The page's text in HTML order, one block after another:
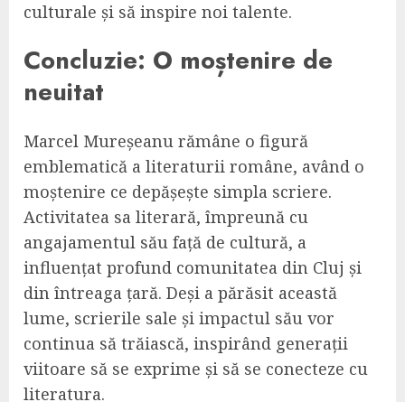
culturale și să inspire noi talente.
Concluzie: O moștenire de
neuitat
Marcel Mureșeanu rămâne o figură
emblematică a literaturii române, având o
moștenire ce depășește simpla scriere.
Activitatea sa literară, împreună cu
angajamentul său față de cultură, a
influențat profund comunitatea din Cluj și
din întreaga țară. Deși a părăsit această
lume, scrierile sale și impactul său vor
continua să trăiască, inspirând generații
viitoare să se exprime și să se conecteze cu
literatura.